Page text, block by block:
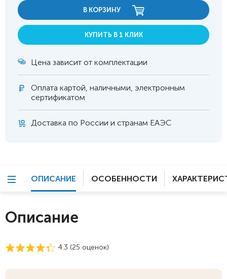
В КОРЗИНУ
КУПИТЬ В 1 КЛИК
Цена зависит от комплектации
Оплата картой, наличными, электронным
сертификатом
Доставка по России и странам ЕАЭС
ОПИСАНИЕ ОСОБЕННОСТИ
Описание
4.3 (25 оценок)